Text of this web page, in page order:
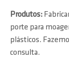
Produtos:
porte para
plásticos.
consulta.